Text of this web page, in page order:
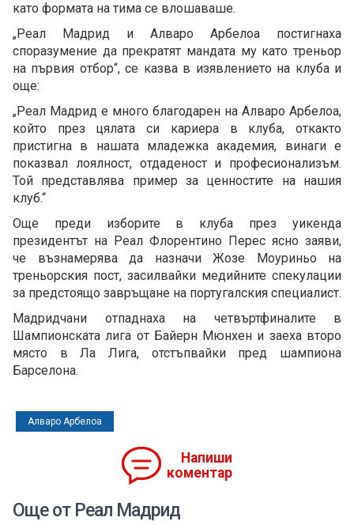
като формата на тима се влошаваше.
„Реал Мадрид и Алваро Арбелоа постигнаха
споразумение да прекратят мандата му като треньор
на първия отбор“, се казва в изявлението на клуба и
още:
„Реал Мадрид е много благодарен на Алваро Арбелоа,
който през цялата си кариера в клуба, откакто
пристигна в нашата младежка академия, винаги е
показвал лоялност, отдаденост и професионализъм.
Той представлява пример за ценностите на нашия
клуб.“
Още преди изборите в клуба през уикенда
президентът на Реал Флорентино Перес ясно заяви,
че възнамерява да назначи Жозе Моуриньо на
треньорския пост, засилвайки медийните спекулации
за предстоящо завръщане на португалския специалист.
Мадридчани отпаднаха на четвъртфиналите в
Шампионската лига от Байерн Мюнхен и заеха второ
място в Ла Лига, отстъпвайки пред шампиона
Барселона.
Алваро Арбелоа
Напиши
коментар
Още от Реал Мадрид